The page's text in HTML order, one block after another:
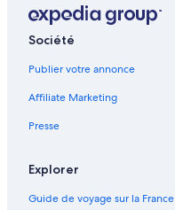
l
a
p
g
7
V
l
y
t
l
a
a
e
D
a
n
Société
Publier votre annonce
Affiliate Marketing
Presse
Explorer
Guide de voyage sur la France